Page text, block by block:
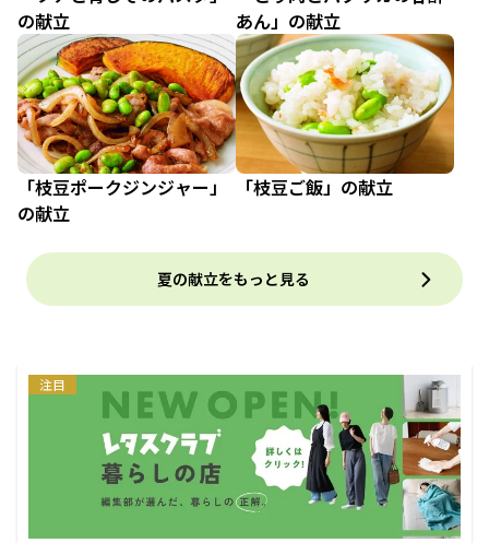
の献立
あん」の献立
「枝豆ポークジンジャー」
の献立
「枝豆ご飯」の献立
夏の献立をもっと見る
注目